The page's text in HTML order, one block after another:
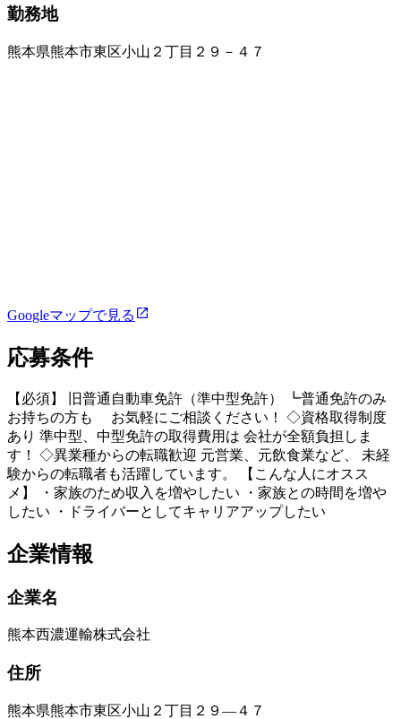
勤務地
熊本県熊本市東区小山２丁目２９－４７
Googleマップで見る
応募条件
【必須】 旧普通自動車免許（準中型免許） ┗普通免許のみ
お持ちの方も お気軽にご相談ください！ ◇資格取得制度
あり 準中型、中型免許の取得費用は 会社が全額負担しま
す！ ◇異業種からの転職歓迎 元営業、元飲食業など、 未経
験からの転職者も活躍しています。 【こんな人にオスス
メ】 ・家族のため収入を増やしたい ・家族との時間を増や
したい ・ドライバーとしてキャリアアップしたい
企業情報
企業名
熊本西濃運輸株式会社
住所
熊本県熊本市東区小山２丁目２９―４７